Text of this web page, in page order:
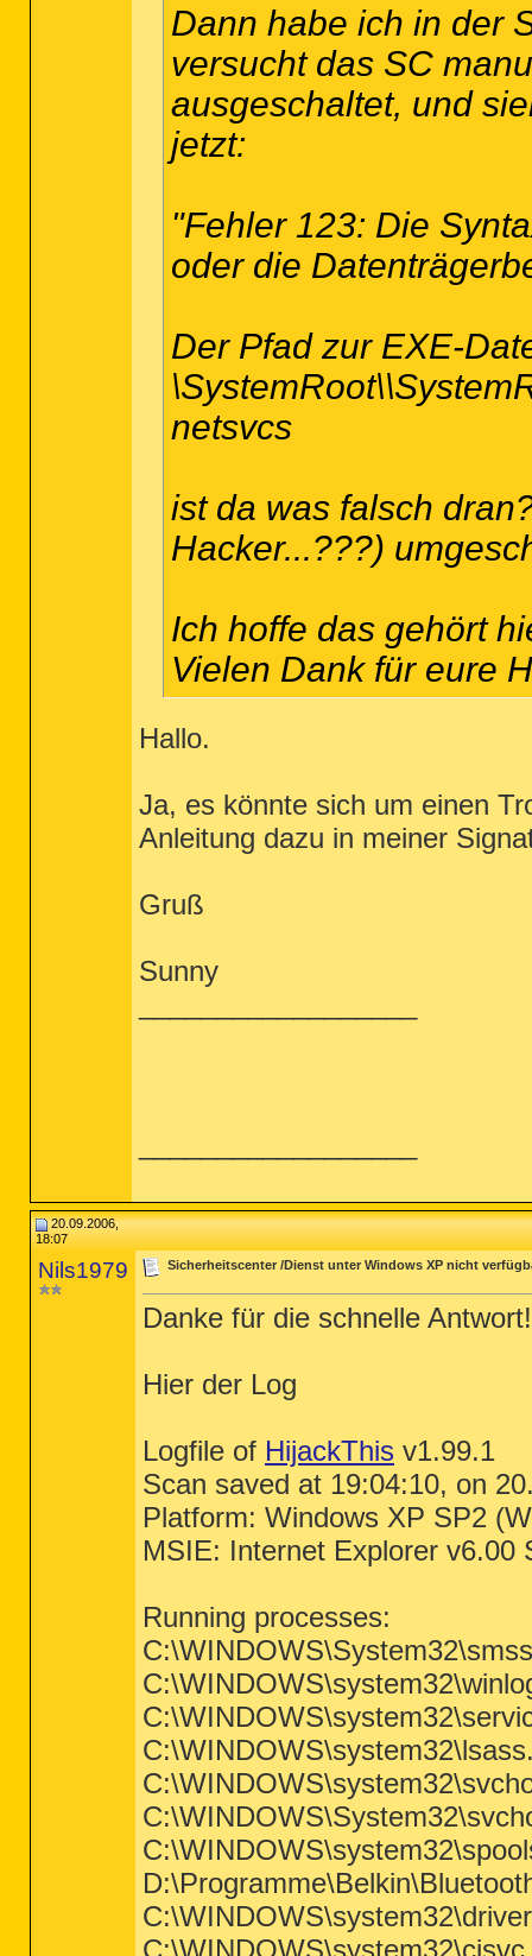
Dann habe ich in der
versucht das SC
ausgeschaltet, und
jetzt:
"Fehler 123: Die
oder die
Der Pfad zur EXE-
netsvcs
ist da was falsch
Hacker...???)
Ich hoffe das gehört
Vielen Dank für eure
Hallo.
Ja, es könnte sich um einen
Anleitung dazu in meiner
Gruß
Sunny
20.09.2006,
18:07
Nils1979 Sicherheitscenter /Dienst unter Windows XP nicht
Danke für die schnelle Antwort!
Hier der Log
Logfile of HijackThis v1.99.1
Scan saved at 19:04:10, on
Platform: Windows XP SP2
MSIE: Internet Explorer v6.00
Running processes: